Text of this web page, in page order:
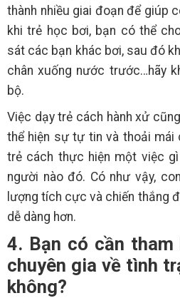
thành nhiều giai đoạn để giúp
khi trẻ học bơi, bạn có thể
sát các bạn khác bơi, sau đó
chân xuống nước trước…hãy
bộ.
Việc dạy trẻ cách hành xử
thể hiện sự tự tin và thoải mái
trẻ cách thực hiện một việc
người nào đó. Có như vậy,
lượng tích cực và chiến thắng
dễ dàng hơn.
4. Bạn có cần tham
chuyên gia về tình
không?